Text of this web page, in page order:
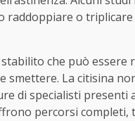
raddoppiare o
che può essere
smettere. La citisina
di specialisti
percorsi